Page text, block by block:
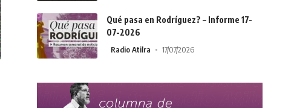
Qué pasa en Rodríguez? – Informe 17-
07-2026
Radio Atilra 17/07/2026